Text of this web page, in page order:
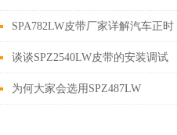
噪措施
SPA782LW皮带厂家详解汽车正时
皮带拆装步骤
谈谈SPZ2540LW皮带的安装调试
为何大家会选用SPZ487LW